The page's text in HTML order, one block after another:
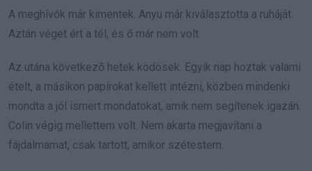
A meghívók már kimentek. Anyu már kiválasztotta a ruháját.
Aztán véget ért a tél, és ő már nem volt.
Az utána következő hetek ködösek. Egyik nap hoztak valami
ételt, a másikon papírokat kellett intézni, közben mindenki
mondta a jól ismert mondatokat, amik nem segítenek igazán.
Colin végig mellettem volt. Nem akarta megjavítani a
fájdalmamat, csak tartott, amikor szétestem.